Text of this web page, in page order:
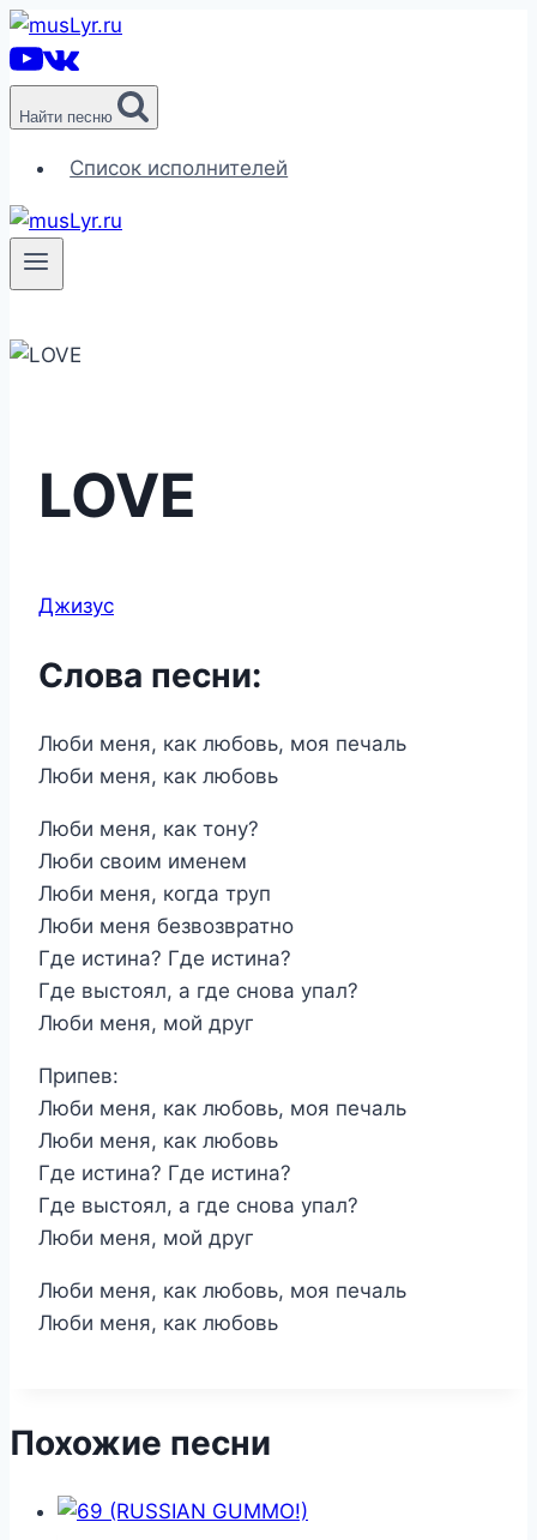
Перейти
к
содержимому
Найти песню
Список исполнителей
LOVE
Джизус
Слова песни:
Люби меня, как любовь, моя печаль
Люби меня, как любовь
Люби меня, как тону?
Люби своим именем
Люби меня, когда труп
Люби меня безвозвратно
Где истина? Где истина?
Где выстоял, а где снова упал?
Люби меня, мой друг
Припев:
Люби меня, как любовь, моя печаль
Люби меня, как любовь
Где истина? Где истина?
Где выстоял, а где снова упал?
Люби меня, мой друг
Люби меня, как любовь, моя печаль
Люби меня, как любовь
Похожие песни